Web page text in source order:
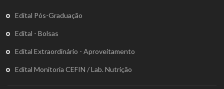
Edital Pós-Graduação
Edital - Bolsas
Edital Extraordinário - Aproveitamento
Edital Monitoria CEFIN / Lab. Nutrição